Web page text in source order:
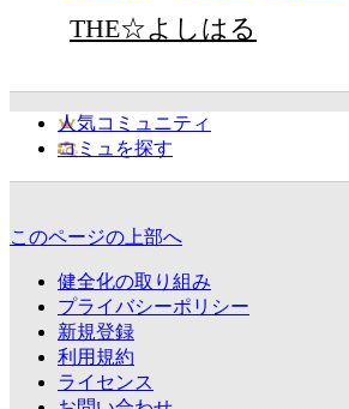
THE☆よしはる
人気コミュニティ
コミュを探す
このページの上部へ
健全化の取り組み
プライバシーポリシー
新規登録
利用規約
ライセンス